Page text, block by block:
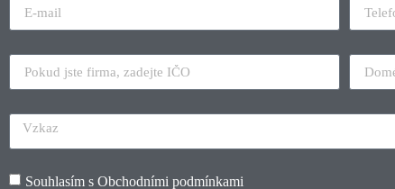
Souhlasím s Obchodními podmínkami